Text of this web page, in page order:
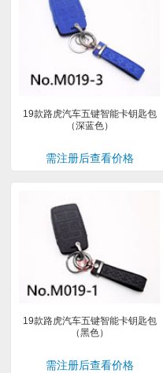
19款路虎汽车五键智能卡钥匙包
（深蓝色）
需注册后查看价格
19款路虎汽车五键智能卡钥匙包
（黑色）
需注册后查看价格